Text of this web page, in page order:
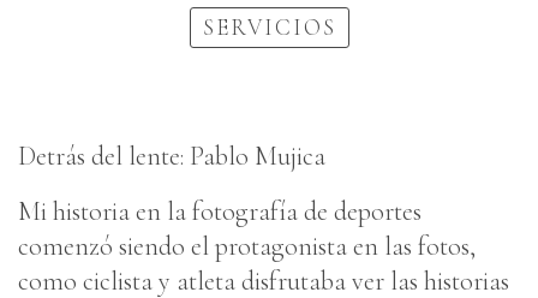
SERVICIOS
Detrás del lente: Pablo Mujica
Mi historia en la fotografía de deportes
comenzó siendo el protagonista en las fotos,
como ciclista y atleta disfrutaba ver las historias